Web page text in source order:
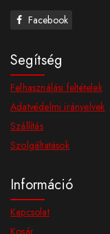
Facebook
Segítség
Felhasználási feltételek
Adatvédelmi irányelvek
Szállítás
Szolgáltatások
Információ
Kapcsolat